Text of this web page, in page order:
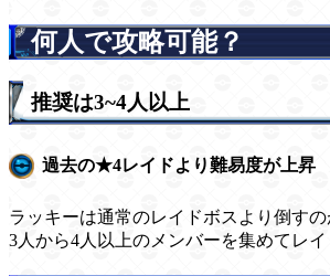
何人で攻略可能？
推奨は3~4人以上
過去の★4レイドより難易度が上昇
ラッキーは通常のレイドボスより倒す
3人から4人以上のメンバーを集めてレイ